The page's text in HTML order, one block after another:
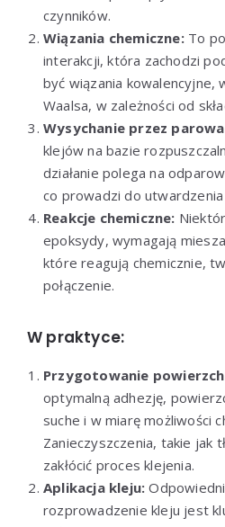
czynników.
Wiązania chemiczne:To
interakcji, która zachodzi
być wiązania kowalencyjne,
Waalsa, w zależności od
Wysychanie przez
klejów na bazie
działanie polega na
co prowadzi do utwardzenia
Reakcje chemiczne:
epoksydy, wymagają
które reagują chemicznie,
połączenie.
W praktyce:
Przygotowanie
optymalną adhezję,
suche i w miarę możliwości
Zanieczyszczenia, takie jak
zakłócić proces klejenia.
Aplikacja kleju:
rozprowadzenie kleju jest